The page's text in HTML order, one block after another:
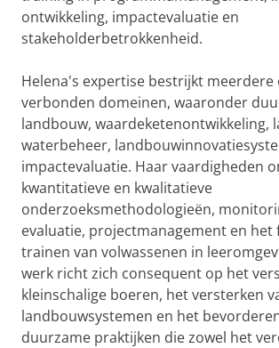
ontwikkeling, impactevaluatie en
stakeholderbetrokkenheid.
Helena's expertise bestrijkt
verbonden domeinen, waaronder
landbouw, waardeketenontwikkeling,
waterbeheer,
impactevaluatie. Haar vaardigheden
kwantitatieve en kwalitatieve
onderzoeksmethodologieën,
evaluatie, projectmanagement en het
trainen van volwassenen in
werk richt zich consequent op het
kleinschalige boeren, het versterken
landbouwsystemen en het
duurzame praktijken die zowel het